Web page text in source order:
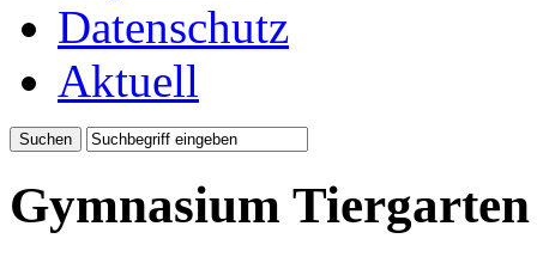
Datenschutz
Aktuell
Gymnasium Tiergarten